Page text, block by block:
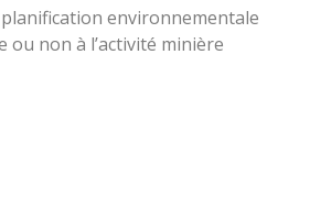
environnementale
ou non à l’activité minière